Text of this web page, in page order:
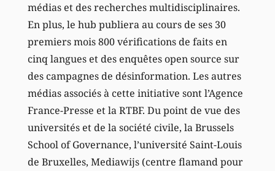
médias et des recherches multidisciplinaires.
En plus, le hub publiera au cours de ses 30
premiers mois 800 vérifications de faits en
cinq langues et des enquêtes open source sur
des campagnes de désinformation. Les autres
médias associés à cette initiative sont l’Agence
France-Presse et la RTBF. Du point de vue des
universités et de la société civile, la Brussels
School of Governance, l’université Saint-Louis
de Bruxelles, Mediawijs (centre flamand pour